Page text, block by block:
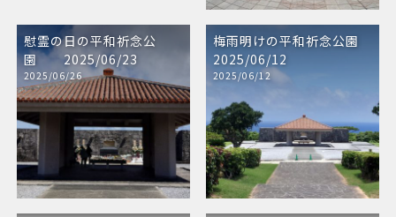
慰霊の日の平和祈念公
園 2025/06/23
2025/06/26
梅雨明けの平和祈念公園
2025/06/12
2025/06/12